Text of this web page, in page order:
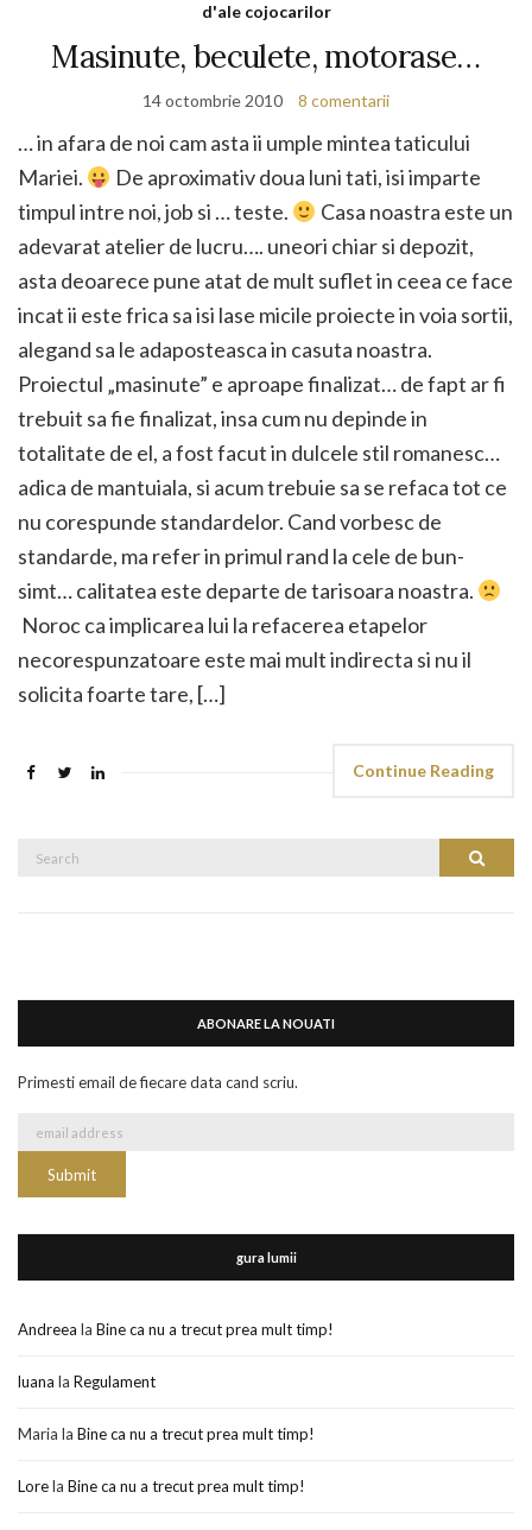
d'ale cojocarilor
Masinute, beculete, motorase…
14 octombrie 2010 8 comentarii
… in afara de noi cam asta ii umple mintea taticului
Mariei.
De aproximativ doua luni tati, isi imparte
timpul intre noi, job si … teste.
Casa noastra este un
adevarat atelier de lucru…. uneori chiar si depozit,
asta deoarece pune atat de mult suflet in ceea ce face
incat ii este frica sa isi lase micile proiecte in voia sortii,
alegand sa le adaposteasca in casuta noastra.
Proiectul „masinute” e aproape finalizat… de fapt ar fi
trebuit sa fie finalizat, insa cum nu depinde in
totalitate de el, a fost facut in dulcele stil romanesc…
adica de mantuiala, si acum trebuie sa se refaca tot ce
nu corespunde standardelor. Cand vorbesc de
standarde, ma refer in primul rand la cele de bun-
simt… calitatea este departe de tarisoara noastra.
Noroc ca implicarea lui la refacerea etapelor
necorespunzatoare este mai mult indirecta si nu il
solicita foarte tare, […]
Continue Reading
Search
ABONARE LA NOUATI
Primesti email de fiecare data cand scriu.
gura lumii
Andreea la Bine ca nu a trecut prea mult timp!
luana la Regulament
Maria la Bine ca nu a trecut prea mult timp!
Lorela Bine ca nu a trecut prea mult timp!